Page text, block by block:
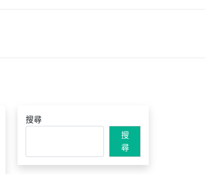
搜尋
搜
尋